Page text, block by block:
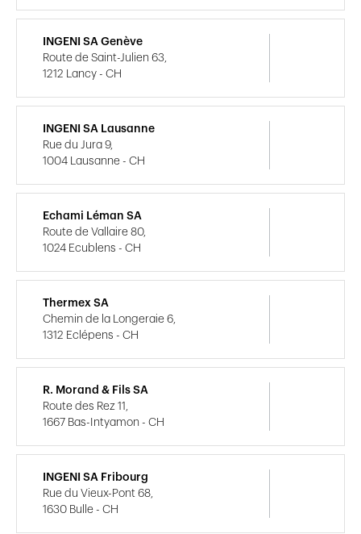
INGENI SA Genève
Route de Saint-Julien 63,
1212 Lancy - CH
INGENI SA Lausanne
Rue du Jura 9,
1004 Lausanne - CH
Echami Léman SA
Route de Vallaire 80,
1024 Ecublens - CH
Thermex SA
Chemin de la Longeraie 6,
1312 Eclépens - CH
R. Morand & Fils SA
Route des Rez 11,
1667 Bas-Intyamon - CH
INGENI SA Fribourg
Rue du Vieux-Pont 68,
1630 Bulle - CH